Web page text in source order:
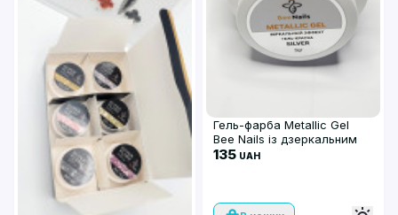
Гель-фарба Metallic Gel
Bee Nails із дзеркальним
ефектом (5 г)
135 UAH